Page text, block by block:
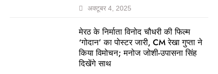
अक्टूबर 4, 2025
मेरठ के निर्माता विनोद चौधरी की फिल्म
‘गोदान’ का पोस्टर जारी, CM रेखा गुप्ता ने
किया विमोचन; मनोज जोशी-उपासना सिंह
दिखेंगे साथ